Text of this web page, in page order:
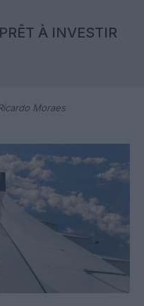
À INVESTIR
Moraes